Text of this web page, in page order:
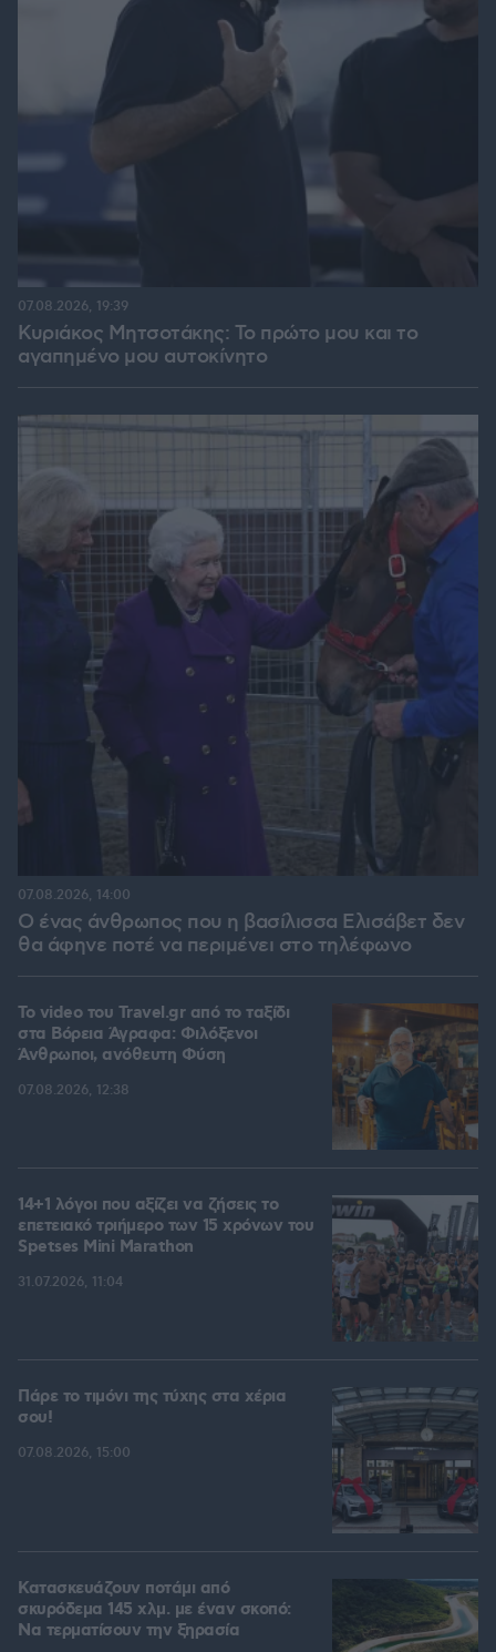
Κυριάκος Μητσοτάκης: Το πρώτο μου και το
αγαπημένο μου αυτοκίνητο
07.08.2026, 19:39
Ο ένας άνθρωπος που η βασίλισσα Ελισάβετ δεν
θα άφηνε ποτέ να περιμένει στο τηλέφωνο
07.08.2026, 14:00
To video του Travel.gr από το ταξίδι
στα Βόρεια Άγραφα: Φιλόξενοι
Άνθρωποι, ανόθευτη Φύση
07.08.2026, 12:38
14+1 λόγοι που αξίζει να ζήσεις το
επετειακό τριήμερο των 15 χρόνων του
Spetses Mini Marathon
31.07.2026, 11:04
Πάρε το τιμόνι της τύχης στα χέρια
σου!
07.08.2026, 15:00
Κατασκευάζουν ποτάμι από
σκυρόδεμα 145 χλμ. με έναν σκοπό:
Να τερματίσουν την ξηρασία